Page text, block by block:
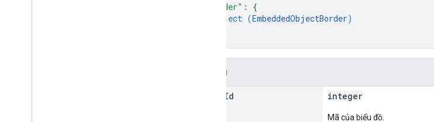
"border" : {
object (EmbeddedObjectBorder)
Trường
Id integer
Mã của biểu đồ.